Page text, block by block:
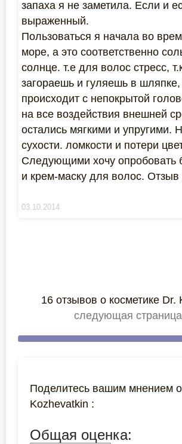
запаха я не заметила. Если и
выраженный.
Пользоваться я начала во
море, а это соответственно
солнце. т.е для волос стресс,
загораешь и гуляешь в
происходит с непокрытой
на все воздействия внешней
остались мягкими и упругими.
сухости. ломкости и потери
Следующими хочу опробовать
и крем-маску для волос. Отзыв
03.10.2014
16 отзывов о косметике Dr.
следующая
Поделитесь вашим мнением о
Kozhevatkin :
Общая оценка: